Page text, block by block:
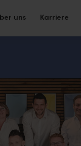
uns Karriere